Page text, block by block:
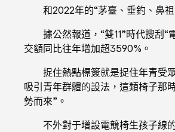
和2022年的“茅臺、垂釣、鼻
據公然報道，“雙11”時代搜刮
交額同比往年增加超3590%。
捉住熱點標簽就是捉住年青受
吸引青年群體的設法，這類椅子那
勢而來”。
不外對于增設電競椅生孩子線